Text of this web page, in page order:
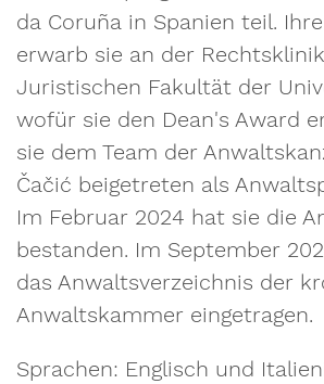
da Coruña in Spanien teil.
erwarb sie an der
Juristischen Fakultät der
wofür sie den Dean's Award
sie dem Team der
Čačić beigetreten als
Im Februar 2024 hat sie die
bestanden. Im September
das Anwaltsverzeichnis der
Anwaltskammer eingetragen.
Sprachen: Englisch und